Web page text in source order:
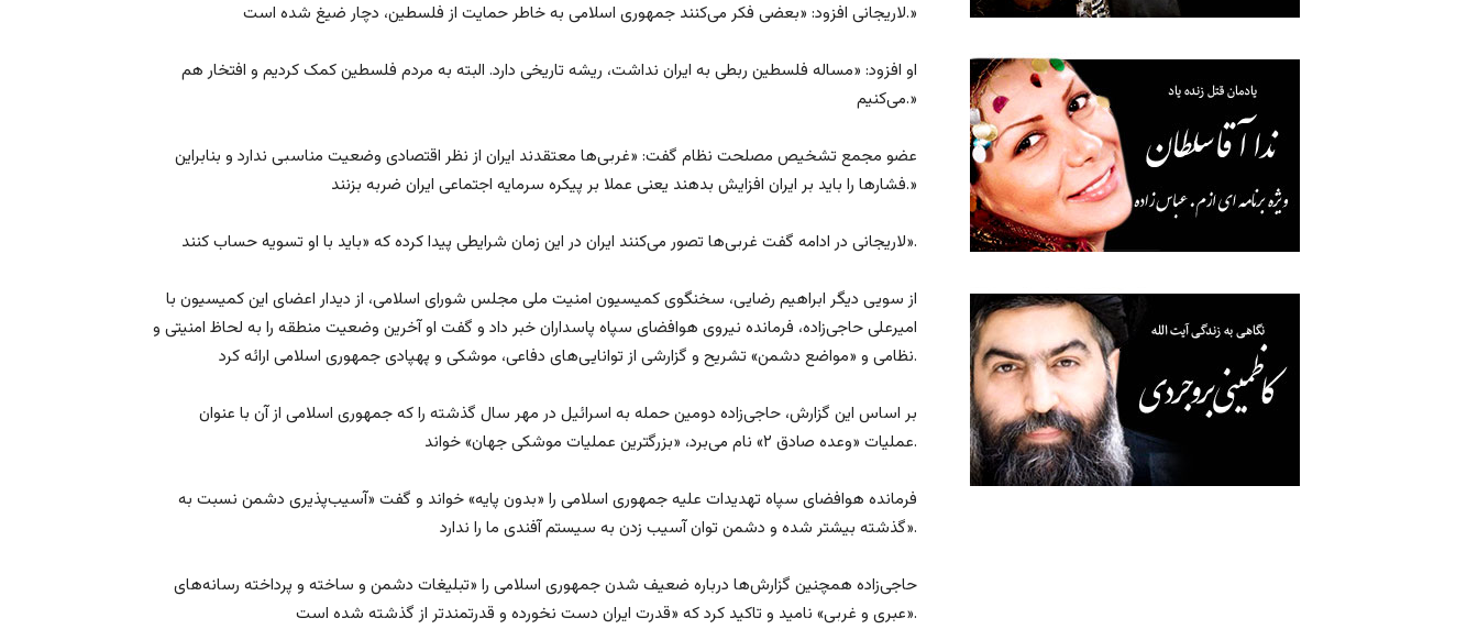
لاریجانی افزود: «بعضی فکر می‌کنند جمهوری اسلامی به خاطر حمایت از فلسطین، دچار ضیغ شده است.»
او افزود: «مساله فلسطین ربطی به ایران نداشت، ریشه تاریخی دارد. البته به مردم فلسطین کمک کردیم و افتخار هم
می‌کنیم.»
عضو مجمع تشخیص مصلحت نظام گفت: «غربی‌ها معتقدند ایران از نظر اقتصادی وضعیت مناسبی ندارد و بنابراین
فشارها را باید بر ایران افزایش بدهند یعنی عملا بر پیکره سرمایه اجتماعی ایران ضربه بزنند.»
لاریجانی در ادامه گفت غربی‌ها تصور می‌کنند ایران در این زمان شرایطی پیدا کرده که «باید با او تسویه حساب کنند».
از سویی دیگر ابراهیم رضایی، سخنگوی کمیسیون امنیت ملی مجلس شورای اسلامی، از دیدار اعضای این کمیسیون با
امیرعلی حاجی‌زاده، فرمانده نیروی هوافضای سپاه پاسداران خبر داد و گفت او آخرین وضعیت منطقه را به لحاظ امنیتی و
نظامی و «مواضع دشمن» تشریح و گزارشی از توانایی‌های دفاعی، موشکی و پهپادی جمهوری اسلامی ارائه کرد.
بر اساس این گزارش، حاجی‌زاده دومین حمله به اسرائیل در مهر سال گذشته را که جمهوری اسلامی از آن با عنوان
عملیات «وعده صادق ۲» نام می‌برد، «بزرگترین عملیات موشکی جهان» خواند.
فرمانده هوافضای سپاه تهدیدات علیه جمهوری اسلامی را «بدون پایه» خواند و گفت «آسیب‌پذیری دشمن نسبت به
گذشته بیشتر شده و دشمن توان آسیب زدن به سیستم آفندی ما را ندارد».
حاجی‌زاده همچنین گزارش‌ها درباره ضعیف شدن جمهوری اسلامی را «تبلیغات دشمن و ساخته و پرداخته رسانه‌های
عبری و غربی» نامید و تاکید کرد که «قدرت ایران دست نخورده و قدرتمندتر از گذشته شده است».